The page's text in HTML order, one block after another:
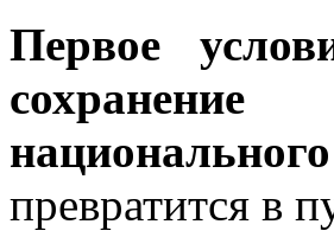
Первое
превратится в